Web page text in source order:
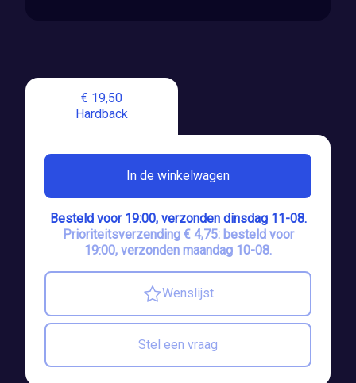
€ 19,50
Hardback
In de winkelwagen
Besteld voor 19:00, verzonden dinsdag 11-08.
Prioriteitsverzending € 4,75: besteld voor
19:00, verzonden maandag 10-08.
Wenslijst
Stel een vraag